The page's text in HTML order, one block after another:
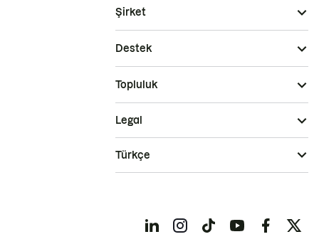
Şirket
Destek
Topluluk
Legal
Türkçe